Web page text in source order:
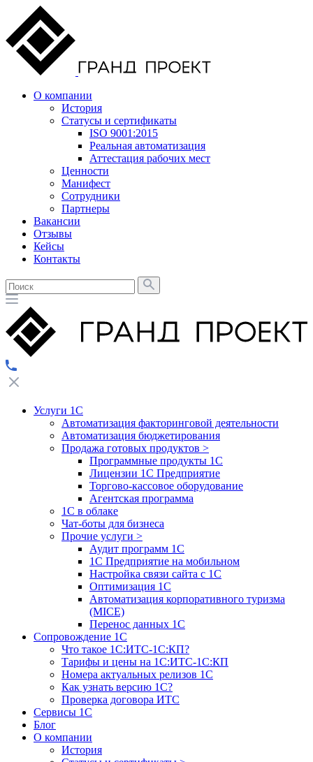
О компании
История
Статусы и сертификаты
ISO 9001:2015
Реальная автоматизация
Аттестация рабочих мест
Ценности
Манифест
Сотрудники
Партнеры
Вакансии
Отзывы
Кейсы
Контакты
Услуги 1С
Автоматизация факторинговой деятельности
Автоматизация бюджетирования
Продажа готовых продуктов >
Программные продукты 1С
Лицензии 1С Предприятие
Торгово-кассовое оборудование
Агентская программа
1С в облаке
Чат-боты для бизнеса
Прочие услуги >
Аудит программ 1С
1С Предприятие на мобильном
Настройка связи сайта с 1С
Оптимизация 1С
Автоматизация корпоративного туризма
(MICE)
Перенос данных 1С
Сопровождение 1С
Что такое 1С:ИТС-1С:КП?
Тарифы и цены на 1С:ИТС-1С:КП
Номера актуальных релизов 1С
Как узнать версию 1С?
Проверка договора ИТС
Сервисы 1С
Блог
О компании
История